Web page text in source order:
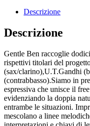
Descrizione
Descrizione
Gentle Ben raccoglie
rispettivi titolari del
(sax/clarino),U.T.Gandhi
(contrabbasso).Siamo in
espressiva che unisce il
evidenziando la doppia
entrambe le situazioni.
mescolano a linee